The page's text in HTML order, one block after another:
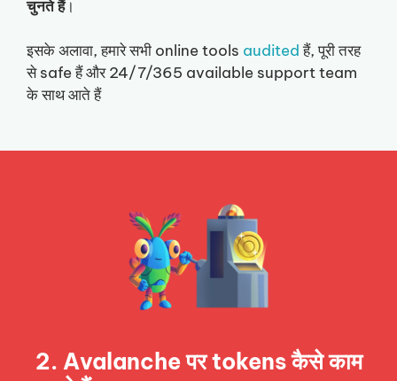
चुनते हैं।
इसके अलावा, हमारे सभी online tools auditedहैं, पूरी तरह
से safe हैं और 24/7/365 available support team
के साथ आते हैं
2. Avalanche पर tokens कैसे काम